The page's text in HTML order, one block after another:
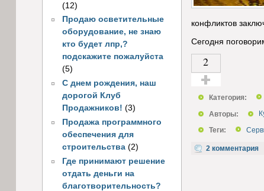
(12)
Продаю осветительные
оборудование, не знаю
кто будет лпр,?
подскажите пожалуйста
(5)
С днем рождения, наш
дорогой Клуб
Продажников! (3)
Продажа программного
обеспечения для
строительства (2)
Где принимают решение
отдать деньги на
благотворительность?
конфликтов
Сегодня
2
Категория:
Авторы:
Теги:
2 комментария